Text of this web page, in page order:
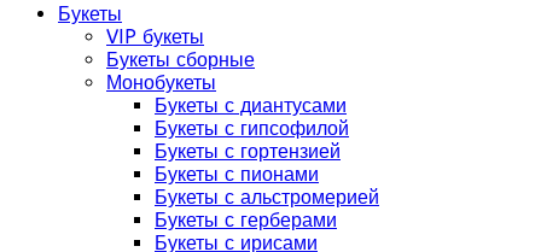
Букеты
VIP букеты
Букеты сборные
Монобукеты
Букеты с диантусами
Букеты с гипсофилой
Букеты с гортензией
Букеты с пионами
Букеты с альстромерией
Букеты с герберами
Букеты с ирисами